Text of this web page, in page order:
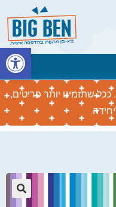
שתזמינו יותר פריטים,